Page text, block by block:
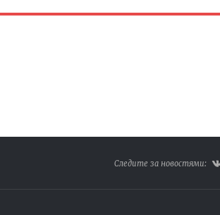
Следите за новостями: